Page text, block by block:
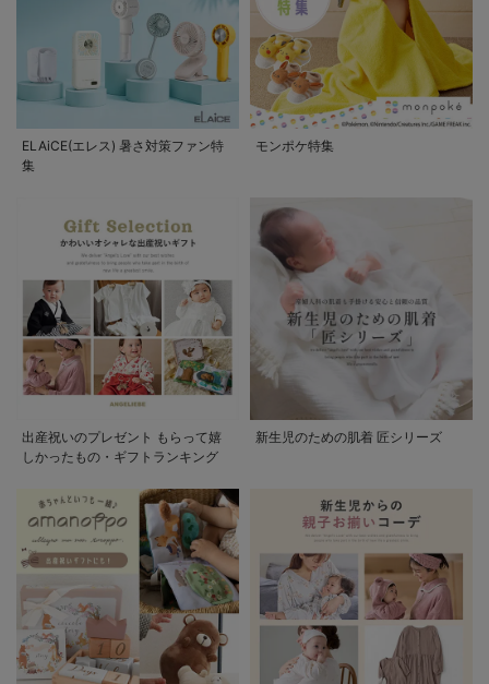
ELAiCE(エレス) 暑さ対策ファン特
集
モンポケ特集
出産祝いのプレゼント もらって嬉
しかったもの・ギフトランキング
新生児のための肌着 匠シリーズ